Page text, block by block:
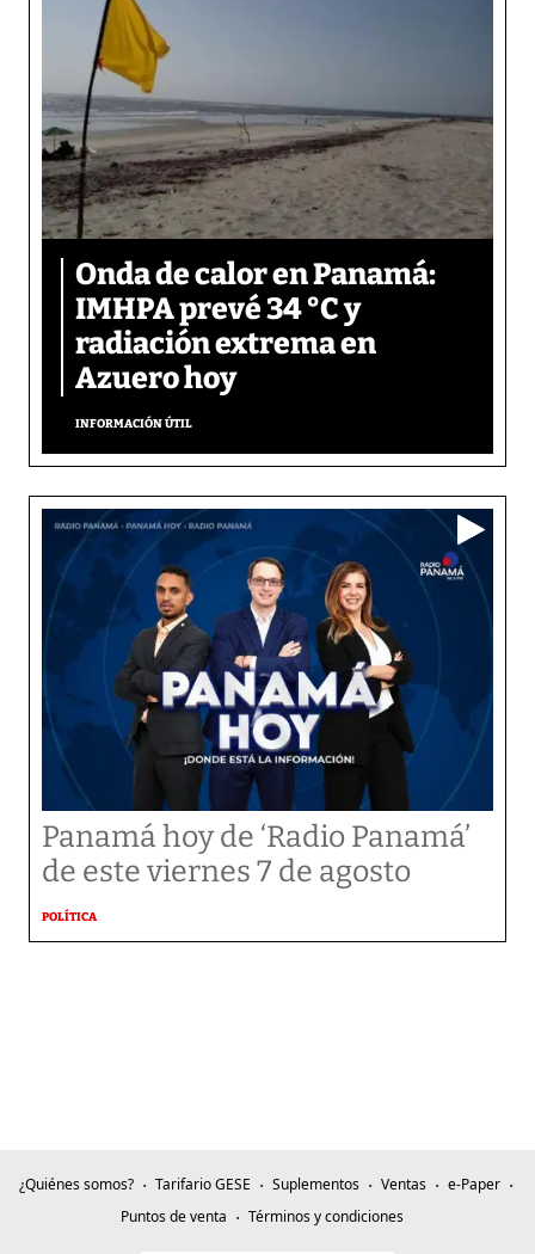
Onda de calor en Panamá:
IMHPA prevé 34 °C y
radiación extrema en
Azuero hoy
INFORMACIÓN ÚTIL
Panamá hoy de ‘Radio Panamá’
de este viernes 7 de agosto
POLÍTICA
¿Quiénes somos? Tarifario GESE Suplementos Ventas
e-Paper
Puntos de venta
Términos y condiciones